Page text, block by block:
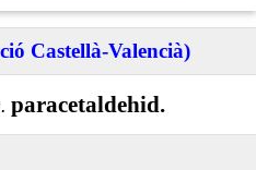
Castellà-Valencià)
paracetaldehid.